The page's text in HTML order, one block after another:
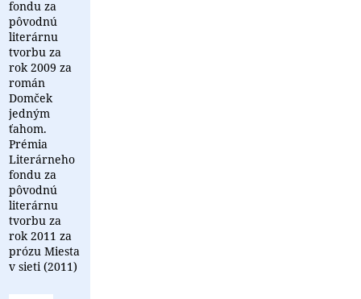
fondu za
pôvodnú
literárnu
tvorbu za
rok 2009 za
román
Domček
jedným
ťahom.
Prémia
Literárneho
fondu za
pôvodnú
literárnu
tvorbu za
rok 2011 za
prózu Miesta
v sieti (2011)